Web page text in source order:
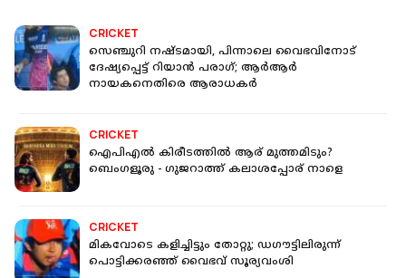
CRICKET
സെഞ്ചുറി നഷ്ടമായി, പിന്നാലെ വൈഭവിനോട്
ദേഷ്യപ്പെട്ട് റിയാൻ പരാഗ്; ആർആർ
നായകനെതിരെ ആരാധകർ
CRICKET
ഐപിഎൽ കിരീടത്തിൽ ആര് മുത്തമിടും?
ബെംഗളൂരു - ഗുജറാത്ത് കലാശപ്പോര് നാളെ
CRICKET
മികവോടെ കളിച്ചിട്ടും തോറ്റു; ഡഗൗട്ടിലിരുന്ന്
പൊട്ടിക്കരഞ്ഞ് വൈഭവ് സൂര്യവംശി